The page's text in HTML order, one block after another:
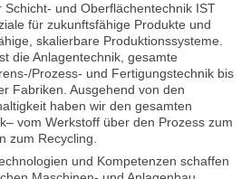
und Oberflächentechnik IST
für zukunftsfähige Produkte und
skalierbare Produktionssysteme.
die Anlagentechnik, gesamte
Prozess- und Fertigungstechnik bis
Fabriken. Ausgehend von den
haben wir den gesamten
vom Werkstoff über den Prozess zum
zum Recycling.
und Kompetenzen schaffen